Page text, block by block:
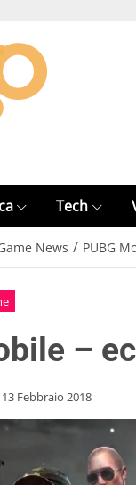
Tech
News / PUBG
–
13 Febbraio 2018